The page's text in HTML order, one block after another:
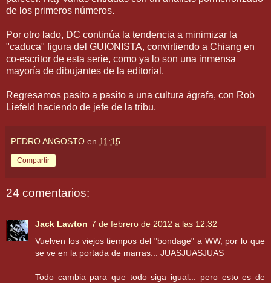
de los primeros números.
Por otro lado, DC continúa la tendencia a minimizar la
"caduca" figura del GUIONISTA, convirtiendo a Chiang en
co-escritor de esta serie, como ya lo son una inmensa
mayoría de dibujantes de la editorial.
Regresamos pasito a pasito a una cultura ágrafa, con Rob
Liefeld haciendo de jefe de la tribu.
PEDRO ANGOSTO en 11:15
Compartir
24 comentarios:
Jack Lawton 7 de febrero de 2012 a las 12:32
Vuelven los viejos tiempos del "bondage" a WW, por lo que
se ve en la portada de marras... JUASJUASJUAS
Todo cambia para que todo siga igual... pero esto es de